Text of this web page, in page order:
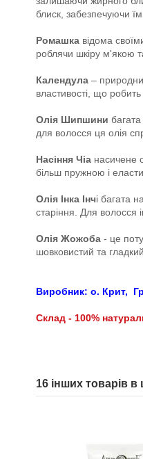
блиск, забезпечуючи
Ромашка відома
роблячи шкіру м'якою
Календула –
властивості, що
Олія Шипшини
для волосся ця олія
Насіння Чіа насичене
більш пружною і
Олія Інка Інчі багата
старіння. Для волосся
Олія Жожоба - це
шовковистий та
Виробник: о. Крит,
Склад - 100%
16 інших товарів в